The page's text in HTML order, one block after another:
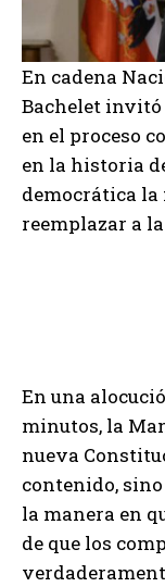
En cadena
Bachelet
en el proceso
en la historia
democrática la
reemplazar a
En una
minutos, la
nueva
contenido,
la manera en
de que los